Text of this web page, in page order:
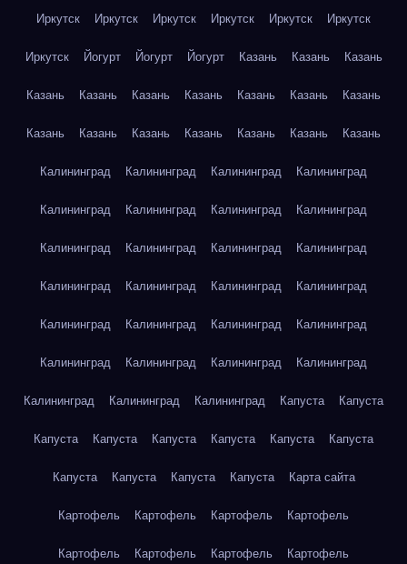
Иркутск Иркутск Иркутск Иркутск Иркутск Иркутск
Иркутск Йогурт Йогурт Йогурт Казань Казань Казань
Казань Казань Казань Казань Казань Казань Казань
Казань Казань Казань Казань Казань Казань Казань
Калининград Калининград Калининград Калининград
Калининград Калининград Калининград Калининград
Калининград Калининград Калининград Калининград
Калининград Калининград Калининград Калининград
Калининград Калининград Калининград Калининград
Калининград Калининград Калининград Калининград
Калининград Калининград Калининград Капуста Капуста
Капуста Капуста Капуста Капуста Капуста Капуста
Капуста Капуста Капуста Капуста Карта сайта
Картофель Картофель Картофель Картофель
Картофель Картофель Картофель Картофель